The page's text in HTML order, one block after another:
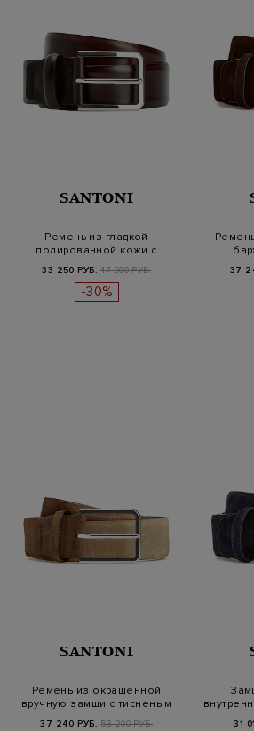
SANTONI
Ремень из гладкой
полированной кожи с
эффектом патины
33 250 РУБ. 47 500 РУБ.
-30%
37
SANTONI
Ремень из окрашенной
вручную замши с тисненым
логотипо…
37 240 РУБ. 53 200 РУБ. 31